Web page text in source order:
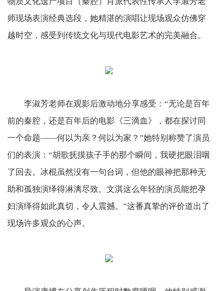
师现场表演经典选段，她精湛的演唱让现场观众仿佛穿
越时空，感受到传统文化与现代电影艺术的完美融合。
李淑芳老师在观影后激动地分享感受：“无论是百年
前的秦腔，还是百年后的电影《三滴血》，都在探讨同
一个命题——何以为亲？何以为家？”她特别称赞了演员
们的表演：“胡歌抚摸孩子手的那个瞬间，我硬把眼泪咽
了回去。冰棍虽然没有一句台词，但他的眼神把那种无
助和孤独演绎得淋漓尽致。文淇这么年轻的演员能把孕
妇演绎得如此真切，令人震撼。”这番真挚的评价道出了
现场许多观众的心声。